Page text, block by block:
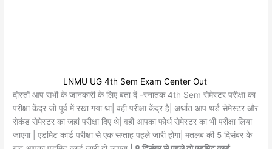
LNMU UG 4th Sem Exam Center Out
दोस्तों आप सभी के जानकारी के लिए बता दें -स्नातक 4th Sem सेमेस्टर परीक्षा का
परीक्षा केंद्र जो पूर्व में रखा गया था| वही परीक्षा केंद्र है| अर्थात आप थर्ड सेमेस्टर और
सेकंड सेमेस्टर का जहां परीक्षा दिए थे| वही आपका फोर्थ सेमेस्टर का भी परीक्षा लिया
जाएगा | एडमिट कार्ड परीक्षा से एक सप्ताह पहले जारी होगा| मतलब की 5 दिसंबर के